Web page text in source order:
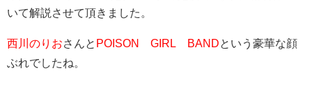
いて解説させて頂きました。
西川のりおさんと POISON GIRL BANDという豪華な顔
ぶれでしたね。